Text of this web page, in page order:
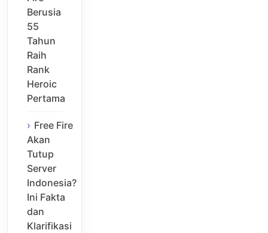
Berusia
55
Tahun
Raih
Rank
Heroic
Pertama
Free Fire
Akan
Tutup
Server
Indonesia?
Ini Fakta
dan
Klarifikasi